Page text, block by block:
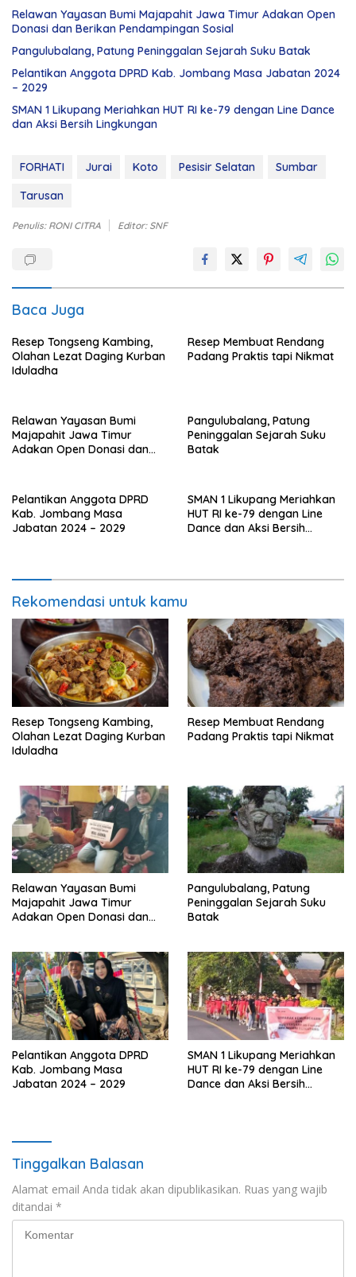
Relawan Yayasan Bumi Majapahit Jawa Timur Adakan Open
Donasi dan Berikan Pendampingan Sosial
Pangulubalang, Patung Peninggalan Sejarah Suku Batak
Pelantikan Anggota DPRD Kab. Jombang Masa Jabatan 2024
– 2029
SMAN 1 Likupang Meriahkan HUT RI ke-79 dengan Line Dance
dan Aksi Bersih Lingkungan
FORHATI Jurai Koto Pesisir Selatan
Sumbar
Tarusan
Penulis: RONI CITRA Editor: SNF
Baca Juga
Resep Tongseng Kambing,
Olahan Lezat Daging Kurban
Iduladha
Resep Membuat Rendang
Padang Praktis tapi Nikmat
Relawan Yayasan Bumi
Majapahit Jawa Timur
Adakan Open Donasi dan
Pangulubalang, Patung
Peninggalan Sejarah Suku
Batak
Pelantikan Anggota DPRD
Kab. Jombang Masa
Jabatan 2024 – 2029
SMAN 1 Likupang Meriahkan
HUT RI ke-79 dengan Line
Dance dan Aksi Bersih
Rekomendasi untuk kamu
Resep Tongseng Kambing,
Olahan Lezat Daging Kurban
Iduladha
Resep Membuat Rendang
Padang Praktis tapi Nikmat
Relawan Yayasan Bumi
Majapahit Jawa Timur
Adakan Open Donasi dan
Pangulubalang, Patung
Peninggalan Sejarah Suku
Batak
Pelantikan Anggota DPRD
Kab. Jombang Masa
Jabatan 2024 – 2029
SMAN 1 Likupang Meriahkan
HUT RI ke-79 dengan Line
Dance dan Aksi Bersih
Tinggalkan Balasan
Alamat email Anda tidak akan dipublikasikan. Ruas yang wajib
ditandai *